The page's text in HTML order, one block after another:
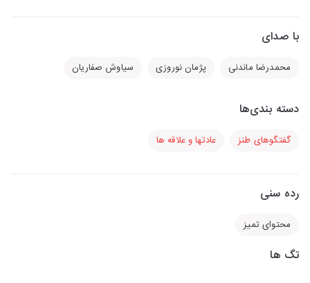
با صدای
محمدرضا ماندنی پژمان نوروزی سیاوش صفاریان
دسته بندی‌ها
گفتگوهای طنز عادتها و علاقه ها
رده سنی
محتوای تمیز
تگ ها